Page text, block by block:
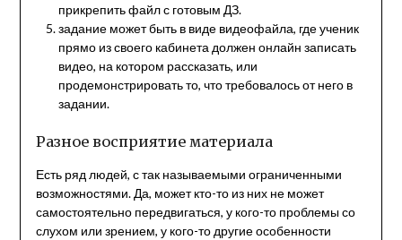
прикрепить файл с готовым ДЗ.
задание может быть в виде видеофайла, где ученик
прямо из своего кабинета должен онлайн записать
видео, на котором рассказать, или
продемонстрировать то, что требовалось от него в
задании.
Разное восприятие материала
Есть ряд людей, с так называемыми ограниченными
возможностями. Да, может кто-то из них не может
самостоятельно передвигаться, у кого-то проблемы со
слухом или зрением, у кого-то другие особенности